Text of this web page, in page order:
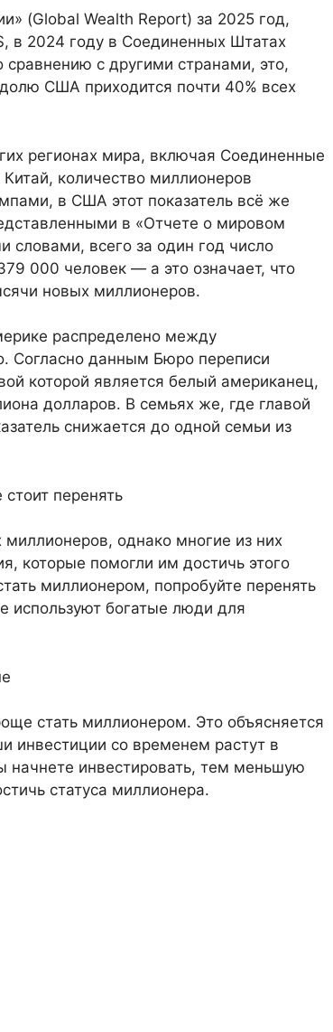
(Global Wealth Report) за 2025 год,
в 2024 году в Соединенных Штатах
с другими странами, это,
США приходится почти 40% всех
регионах мира, включая Соединенные
количество миллионеров
в США этот показатель всё же
в «Отчете о мировом
словами, всего за один год число
000 человек — а это означает, что
новых миллионеров.
распределено между
Согласно данным Бюро переписи
которой является белый американец,
долларов. В семьях же, где главой
снижается до одной семьи из
перенять
однако многие из них
которые помогли им достичь этого
миллионером, попробуйте перенять
используют богатые люди для
стать миллионером. Это объясняется
инвестиции со временем растут в
начнете инвестировать, тем меньшую
статуса миллионера.